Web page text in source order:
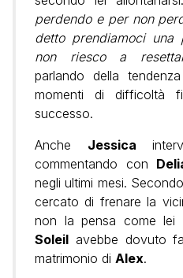
perdendo e per non
detto prendiamoci una
non riesco a
parlando della
momenti di difficoltà
successo.
Anche Jessica
commentando con
negli ultimi mesi.
cercato di frenare la
non la pensa come lei
Soleil avebbe dovuto
matrimonio di Alex.